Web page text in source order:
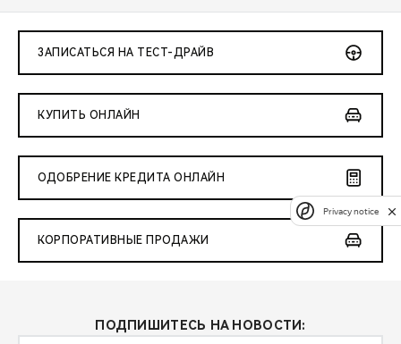
ЗАПИСАТЬСЯ НА ТЕСТ-ДРАЙВ
КУПИТЬ ОНЛАЙН
ОДОБРЕНИЕ КРЕДИТА ОНЛАЙН
КОРПОРАТИВНЫЕ ПРОДАЖИ
ПОДПИШИТЕСЬ НА НОВОСТИ:
Privacy notice